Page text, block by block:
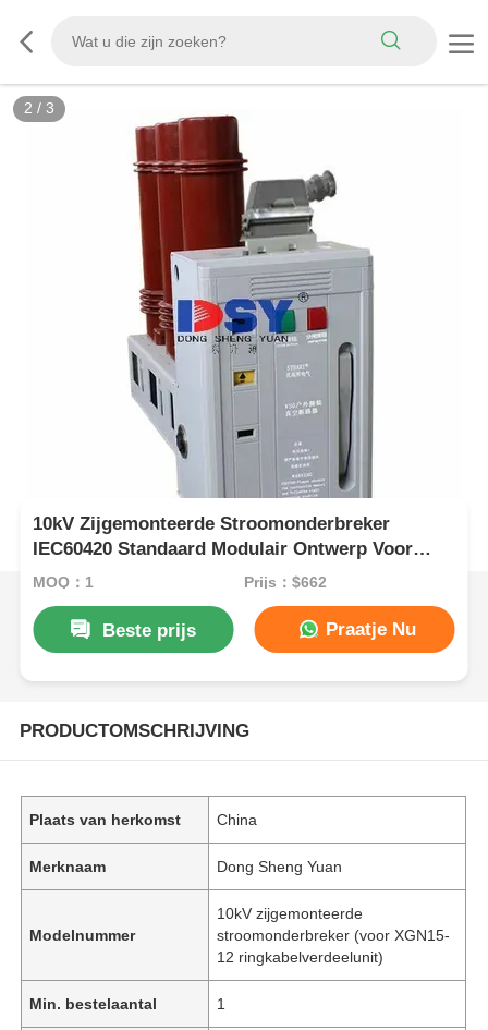
2 / 3
10kV Zijgemonteerde Stroomonderbreker
IEC60420 Standaard Modulair Ontwerp Voor
Ringhoofdeenheid
MOQ：1 Prijs：$662
Beste prijs Praatje Nu
PRODUCTOMSCHRIJVING
Plaats van herkomst China
Merknaam Dong Sheng Yuan
Modelnummer
10kV zijgemonteerde
stroomonderbreker (voor XGN15-
12 ringkabelverdeelunit)
Min. bestelaantal 1